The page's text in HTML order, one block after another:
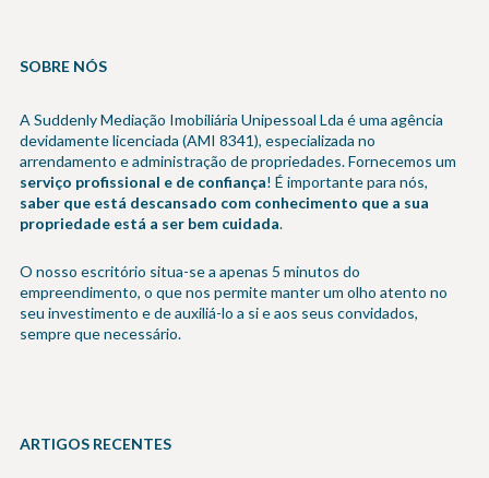
SOBRE NÓS
A Suddenly Mediação Imobiliária Unipessoal Lda é uma agência
devidamente licenciada (AMI 8341), especializada no
arrendamento e administração de propriedades. Fornecemos um
serviço profissional e de confiança! É importante para nós,
saber que está descansado com conhecimento que a sua
propriedade está a ser bem cuidada.
O nosso escritório situa-se a apenas 5 minutos do
empreendimento, o que nos permite manter um olho atento no
seu investimento e de auxiliá-lo a si e aos seus convidados,
sempre que necessário.
ARTIGOS RECENTES